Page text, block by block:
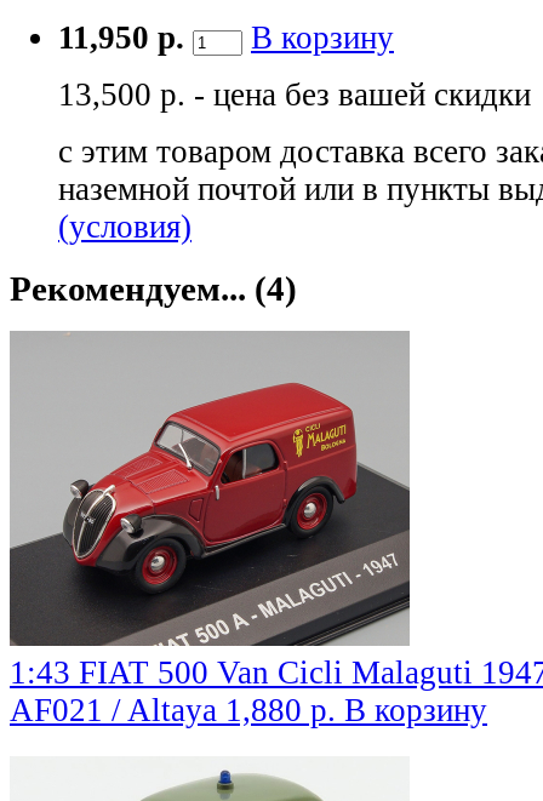
11,950 р.
В корзину
13,500 р. - цена без вашей скидки
с этим товаром доставка всего
наземной почтой или в пункты
(условия)
Рекомендуем... (4)
1:43 FIAT 500 Van Cicli Malaguti
AF021 / Altaya 1,880 р. В корзину